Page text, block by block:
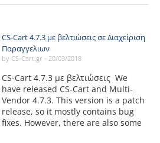
CS-Cart 4.7.3 με βελτιώσεις σε Διαχείριση
Παραγγελιων
by CS-Cart.gr - 20/03/2018
CS-Cart 4.7.3 με βελτιώσεις We
have released CS-Cart and Multi-
Vendor 4.7.3. This version is a patch
release, so it mostly contains bug
fixes. However, there are also some